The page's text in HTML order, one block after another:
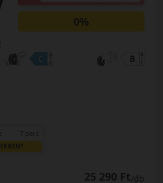
0%
7 perc
25 290 Ft/db